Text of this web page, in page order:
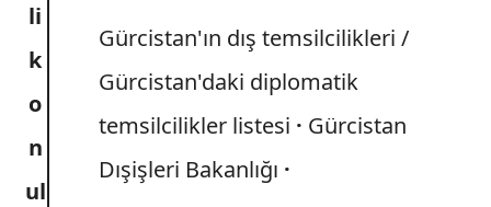
li
k
o
n
ul
Gürcistan'ın dış temsilcilikleri /
Gürcistan'daki diplomatik
temsilcilikler listesi
Gürcistan
Dışişleri Bakanlığı